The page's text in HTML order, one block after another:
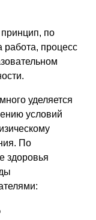
по
работа, процесс
уделяется
условий
По
здоровья